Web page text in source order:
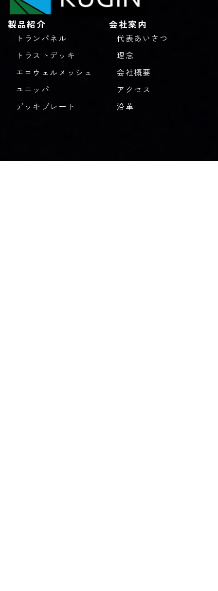
製品紹介
トランパネル
トラストデッキ
エコウェルメッシュ
ユニッパ
デッキプレート
会社案内
代表あいさつ
理念
会社概要
アクセス
沿革